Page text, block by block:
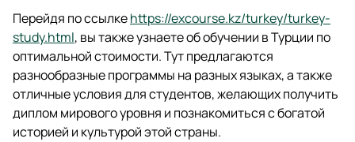
Перейдя по ссылкеhttps://excourse.kz/turkey/turkey-
study.html, вы также узнаете об обучении в Турции по
оптимальной стоимости. Тут предлагаются
разнообразные программы на разных языках, а также
отличные условия для студентов, желающих получить
диплом мирового уровня и познакомиться с богатой
историей и культурой этой страны.